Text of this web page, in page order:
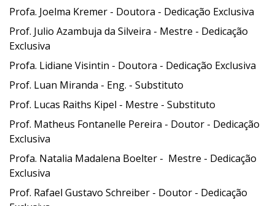
Profa. Joelma Kremer - Doutora - Dedicação Exclusiva
Prof. Julio Azambuja da Silveira - Mestre - Dedicação
Exclusiva
Profa. Lidiane Visintin - Doutora - Dedicação Exclusiva
Prof. Luan Miranda - Eng. - Substituto
Prof. Lucas Raiths Kipel - Mestre - Substituto
Prof. Matheus Fontanelle Pereira - Doutor - Dedicação
Exclusiva
Profa. Natalia Madalena Boelter - Mestre - Dedicação
Exclusiva
Prof. Rafael Gustavo Schreiber - Doutor - Dedicação